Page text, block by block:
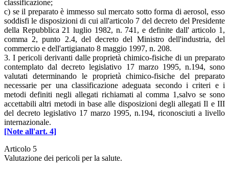
classificazione;
c) se il preparato è immesso sul mercato sotto forma di aerosol, esso
soddisfi le disposizioni di cui all'articolo 7 del decreto del Presidente
della Repubblica 21 luglio 1982, n. 741, e definite dall' articolo 1,
comma 2, punto 2.4, del decreto del Ministro dell'industria, del
commercio e dell'artigianato 8 maggio 1997, n. 208.
3. I pericoli derivanti dalle proprietà chimico-fisiche di un preparato
contemplato dal decreto legislativo 17 marzo 1995, n.194, sono
valutati determinando le proprietà chimico-fisiche del preparato
necessarie per una classificazione adeguata secondo i criteri e i
metodi definiti negli allegati richiamati al comma 1,salvo se sono
accettabili altri metodi in base alle disposizioni degli allegati Il e III
del decreto legislativo 17 marzo 1995, n.194, riconosciuti a livello
internazionale.
[Note all'art. 4]
Articolo 5
Valutazione dei pericoli per la salute.